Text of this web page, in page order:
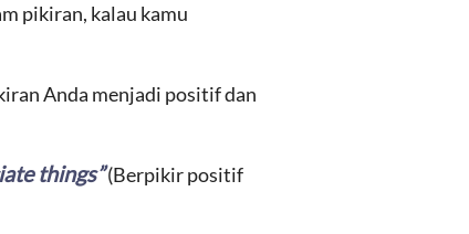
pikiran, kalau kamu
Anda menjadi positif dan
things”(Berpikir positif